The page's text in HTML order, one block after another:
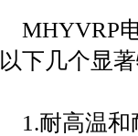
电
下几个显
耐高温和耐